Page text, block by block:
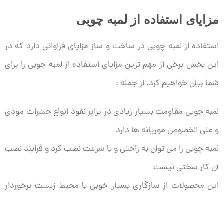
مزایای استفاده از لمبه چوبی
استفاده از لمبه چوبی در ساخت و ساز مزایای فراوانی دارد که در
این بخش برخی از مهم ترین مزایای استفاده از لمبه چوبی را برای
شما بیان خواهیم کرد. از جمله :
لمبه چوبی مقاومت بسیار زیادی در برابر نفوذ انواع حشرات موذی
و علی الخصوص موریانه ها دارد
لمبه چوبی را می توان به راحتی و با سرعت نصب کرد و فرایند نصب
آن کار سختی نیست
این محصولات از سازگاری بسیار خوبی با محیط زیست برخوردار